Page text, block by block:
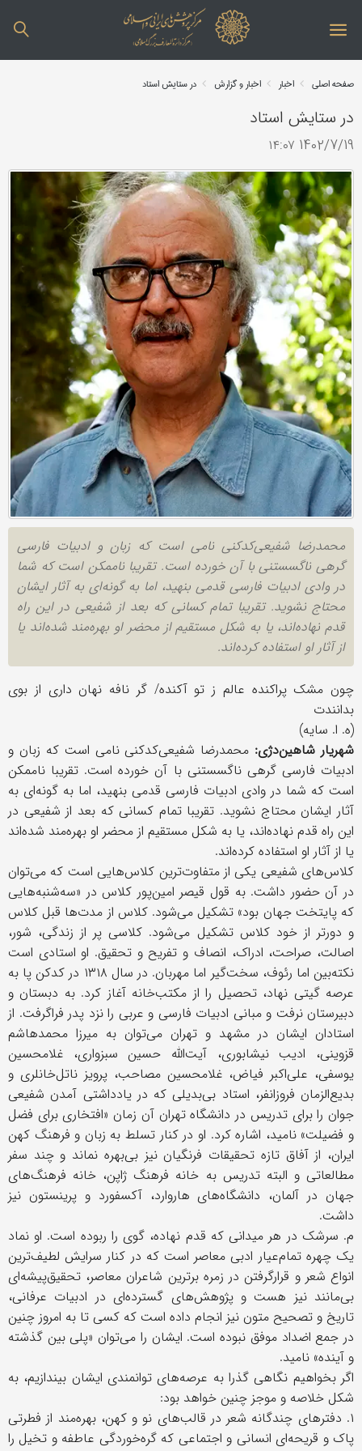
صفحه اصلی اخبار اخبار و گزارش در ستایش استاد
در ستایش استاد
1402/7/19 ۱۴:۰۷
محمد‌رضا شفیعی‌کدکنی نامی است که زبان و ادبیات فارسی
گرهی ناگسستنی با آن خورده است. تقریبا ناممکن است که شما
در وادی ادبیات فارسی قدمی بنهید، اما به گونه‌ای به آثار ایشان
محتاج نشوید. تقریبا تمام کسانی که بعد از شفیعی در این راه
قدم نهاده‌اند، یا به شکل مستقیم از محضر او بهره‌مند شده‌اند یا
از آثار او استفاده کرده‌اند.
چون مشک پراکنده عالم ز تو آکنده/ گر نافه نهان داری از بوی
بدانندت
(ه. ا. سایه)
شهریار شاهین‌دژی: محمد‌رضا شفیعی‌کدکنی نامی است که زبان و
ادبیات فارسی گرهی ناگسستنی با آن خورده است. تقریبا ناممکن
است که شما در وادی ادبیات فارسی قدمی بنهید، اما به گونه‌ای به
آثار ایشان محتاج نشوید. تقریبا تمام کسانی که بعد از شفیعی در
این راه قدم نهاده‌اند، یا به شکل مستقیم از محضر او بهره‌مند شده‌اند
یا از آثار او استفاده کرده‌اند.
کلاس‌های شفیعی یکی از متفاوت‌ترین کلاس‌هایی است که می‌توان
در آن حضور داشت. به قول قیصر امین‌پور کلاس در «سه‌شنبه‌هایی
که پایتخت جهان بود» تشکیل می‌شود. کلاس از مدت‌ها قبل کلاس
و دورتر از خود کلاس تشکیل می‌شود. کلاسی پر از زندگی، شور،
اصالت، صراحت، ادراک، انصاف و تفریح و تحقیق. او استادی است
نکته‌بین اما رئوف، سخت‌گیر اما مهربان. در سال ۱۳۱۸ در کدکن پا به
عرصه گیتی نهاد، تحصیل را از مکتب‌خانه آغاز کرد. به دبستان و
دبیرستان نرفت و مبانی ادبیات فارسی و عربی را نزد پدر فراگرفت. از
استادان ایشان در مشهد و تهران می‌توان به میرزا محمدهاشم
قزوینی، ادیب نیشابوری، آیت‌الله حسین سبزواری، غلامحسین
یوسفی، علی‌اکبر فیاض، غلامحسین مصاحب، پرویز ناتل‌خانلری و
بدیع‌الزمان فروزانفر، استاد بی‌بدیلی که در یادداشتی آمدن شفیعی
جوان را برای تدریس در دانشگاه تهران آن زمان «افتخاری برای فضل
و فضیلت» نامید، اشاره کرد. او در کنار تسلط به زبان و فرهنگ کهن
ایران، از آفاق‌ تازه تحقیقات فرنگیان نیز بی‌بهره نماند و چند سفر
مطالعاتی و البته تدریس به خانه فرهنگ ژاپن، خانه فرهنگ‌های
جهان در آلمان، دانشگاه‌های هاروارد، آکسفورد و پرینستون نیز
داشت.
م. سرشک در هر میدانی که قدم نهاده، گوی را ربوده است. او نماد
یک چهره تمام‌عیار ادبی معاصر است که در کنار سرایش لطیف‌ترین
انواع شعر و قرار‌گرفتن در زمره برترین شاعران معاصر، تحقیق‌پیشه‌ای
بی‌مانند نیز هست و پژوهش‌های گسترده‌ای در ادبیات عرفانی،
تاریخ و تصحیح متون نیز انجام داده است که کسی تا به امروز چنین
در جمع اضداد موفق نبوده است. ایشان را می‌توان «پلی بین گذشته
و آینده» نامید.
اگر بخواهیم نگاهی گذرا به عرصه‌های توانمندی ایشان بیندازیم، به
شکل خلاصه و موجز چنین خواهد بود:
۱. دفترهای چندگانه شعر در قالب‌های نو و کهن، بهره‌مند از فطرتی
پاک و قریحه‌ای انسانی و اجتماعی که گره‌خوردگی عاطفه و تخیل را